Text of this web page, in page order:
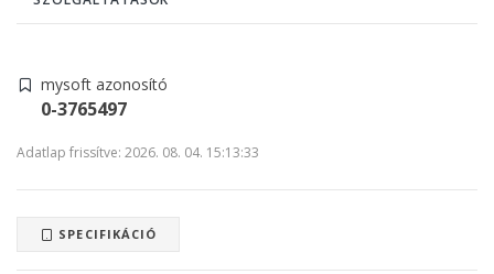
mysoft azonosító
0-3765497
Adatlap frissítve: 2026. 08. 04. 15:13:33
SPECIFIKÁCIÓ